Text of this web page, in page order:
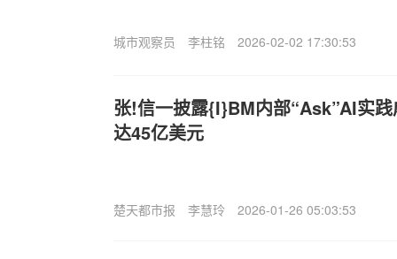
城市观察员 李柱铭 2026-02-02 17:30:53
张!信一披露{I}BM内部“Ask”AI实
达45亿美元
楚天都市报 李慧玲 2026-01-26 05:03:53